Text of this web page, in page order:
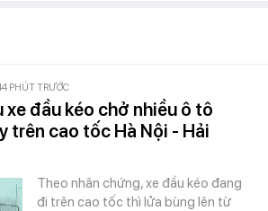
PHÚT TRƯỚC
đầu kéo chở nhiều ô tô
trên cao tốc Hà Nội - Hải
Theo nhân chứng, xe đầu kéo đang
đi trên cao tốc thì lửa bùng lên từ